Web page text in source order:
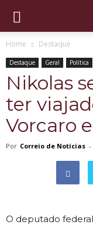
Home Destaque
Destaque Geral Política
Nikolas
ter
Vorcaro
Por Correio de Notícias -
O deputado